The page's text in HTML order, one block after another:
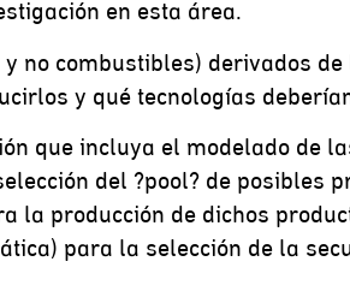
en esta área.
no combustibles) derivados
y qué tecnologías
que incluya el modelado de
del ?pool? de posibles
la producción de dichos
para la selección de la